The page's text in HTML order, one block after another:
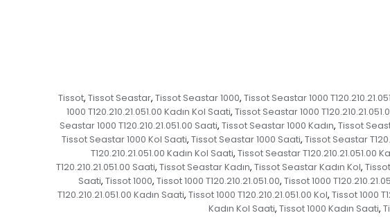
Tissot, Tissot Seastar, Tissot Seastar 1000, Tissot Seastar 1000
1000 T120.210.21.051.00 Kadın Kol Saati, Tissot Seastar 1000
Seastar 1000 T120.210.21.051.00 Saati, Tissot Seastar 1000 Kadın, Tissot
Tissot Seastar 1000 Kol Saati, Tissot Seastar 1000 Saati, Tissot Seastar
T120.210.21.051.00 Kadın Kol Saati, Tissot Seastar T120.210.21.051.00
T120.210.21.051.00 Saati, Tissot Seastar Kadın, Tissot Seastar Kadın Kol,
Saati, Tissot 1000, Tissot 1000 T120.210.21.051.00, Tissot 1000
T120.210.21.051.00 Kadın Saati, Tissot 1000 T120.210.21.051.00 Kol, Tissot 1000
Kadın Kol Saati, Tissot 1000 Kadın Saati,